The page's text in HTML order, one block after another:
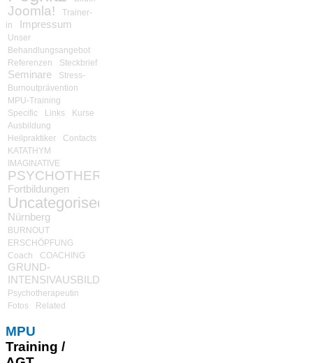
Joomla!
Trainer-
in
Impressum
Unser
Behandlungsangebot
Referenzen
Steckbrief
Seminare
Stress-
Burnoutprävention
MPU-Training
Specific
Links
Kurse
Ausbildung
Heilpraktiker
Contacts
KATATHYM
IMAGINATIVE
PSYCHOTHERAPIE
Fortbildungen
Uncategorised
Nürnberg
BURNOUT
ERSCHÖPFUNG
Coach
COACHING
GRUND-
INTENSIVAUSBILDUNG
Psychotherapeutin
Fotos
Related
MPU
Training /